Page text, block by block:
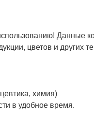
Данные
цветов и других
химия)
в удобное время.